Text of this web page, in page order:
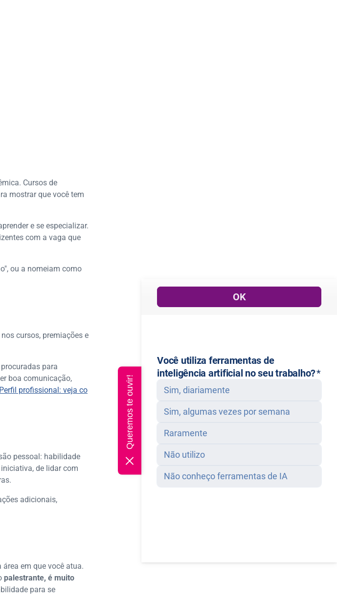
Cursos de
mostrar que você tem
e se especializar.
com a vaga que
ou a nomeiam como
cursos, premiações e
para
boa comunicação,
Perfil profissional: veja co
pessoal: habilidade
de lidar com
adicionais,
em que você atua.
palestrante, é muito
para se
Queremos te ouvir!